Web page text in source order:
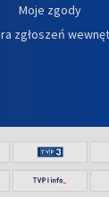
Moje zgody
zgłoszeń